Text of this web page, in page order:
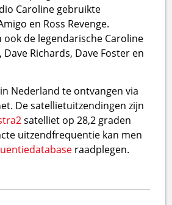
Caroline gebruikte
en Ross Revenge.
de legendarische Caroline
Dave Richards, Dave Foster en
Nederland te ontvangen via
De satellietuitzendingen zijn
satelliet op 28,2 graden
uitzendfrequentie kan men
raadplegen.